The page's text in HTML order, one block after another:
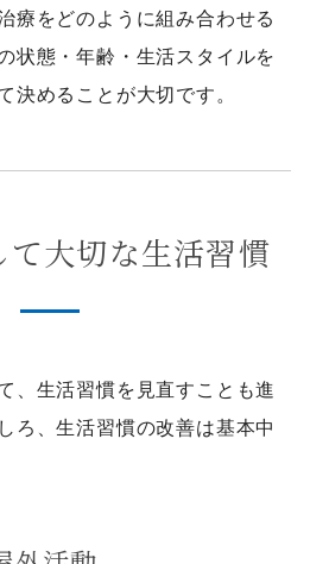
療をどのように組み合わせる
状態・年齢・生活スタイルを
決めることが大切です。
大切な生活習慣
、生活習慣を見直すことも進
ろ、生活習慣の改善は基本中